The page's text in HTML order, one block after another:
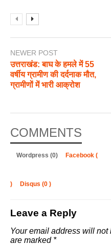
NEWER POST
उत्तराखंड: बाघ के हमले में 55
वर्षीय ग्रामीण की दर्दनाक मौत,
ग्रामीणों में भारी आक्रोश
COMMENTS
Wordpress (0) Facebook (
) Disqus (0 )
Leave a Reply
Your email address will not
are marked *